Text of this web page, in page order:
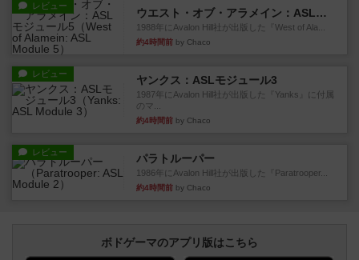
レビュー
ウエスト・オブ・アラメイン：ASLモジュール5
1988年にAvalon Hill社が出版した『West of Ala...
約4時間前 by Chaco
レビュー ヤンクス：ASLモジュール3
1987年にAvalon Hill社が出版した『Yanks』に付属
のマ...
約4時間前 by Chaco
レビュー パラトルーパー
1986年にAvalon Hill社が出版した『Paratrooper...
約4時間前 by Chaco
ボドゲーマのアプリ版はこちら